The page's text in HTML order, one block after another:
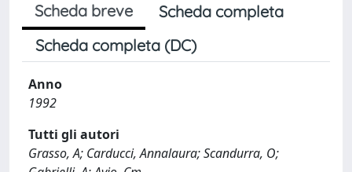
Scheda breve
Scheda completa
Scheda completa (DC)
Anno
1992
Tutti gli autori
Grasso, A; Carducci, Annalaura; Scandurra, O;